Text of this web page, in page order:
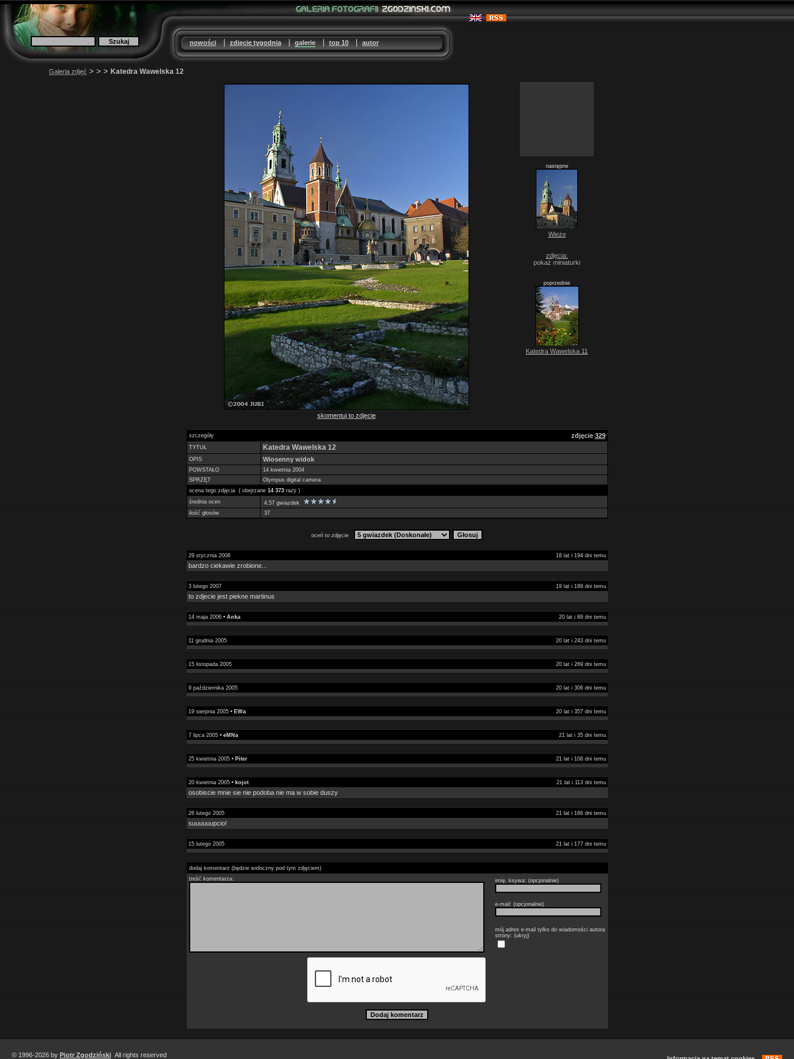
nowości|zdjęcie tygodnia|galerie|top 10|autor
Galeria zdjęć>>>Katedra Wawelska 12
skomentuj to zdjęcie
następne
Wieże
zdjęcia:
pokaż miniaturki
poprzednie
Katedra Wawelska 11
szczegóły zdjęcie 329
TYTUŁ Katedra Wawelska 12
OPIS Wiosenny widok
POWSTAŁO
14 kwietnia 2004
SPRZĘT
Olympus digital camera
ocena tego zdjęcia ( obejrzane 14 373razy )
średnia ocen
4.57 gwiazdek
ilość głosów
37
oceń to zdjęcie
29 stycznia 2008 18 lat i 194 dni temu
bardzo ciekawie zrobione...
3 lutego 2007 19 lat i 189 dni temu
to zdjecie jest piekne martinus
14 maja 2006 • Anka 20 lat i 89 dni temu
11 grudnia 2005 20 lat i 243 dni temu
15 listopada 2005 20 lat i 269 dni temu
9 października 2005 20 lat i 306 dni temu
19 sierpnia 2005 • EWa 20 lat i 357 dni temu
7 lipca 2005 • eMNa 21 lat i 35 dni temu
25 kwietnia 2005 • Piter 21 lat i 108 dni temu
20 kwietnia 2005 • kojot 21 lat i 113 dni temu
osobiscie mnie sie nie podoba nie ma w sobie duszy
26 lutego 2005 21 lat i 166 dni temu
suuuuuupcio!
15 lutego 2005 21 lat i 177 dni temu
dodaj komentarz (będzie widoczny pod tym zdjęciem)
treść komentarza:
imię, ksywa: (opcjonalnie)
e-mail: (opcjonalnie)
mój adres e-mail tylko do wiadomości autora
strony: (ukryj)
© 1996-2026 by Piotr Zgodziński All rights reserved